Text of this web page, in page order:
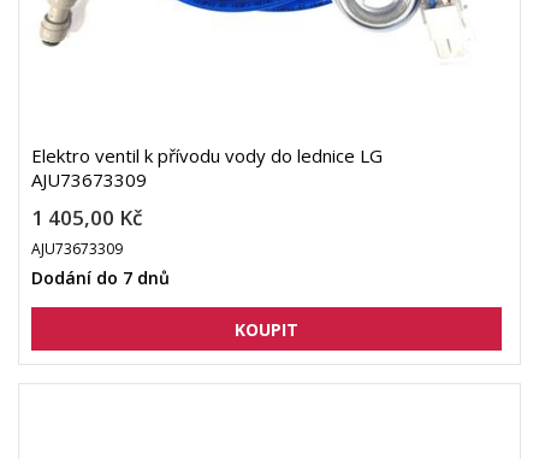
Elektro ventil k přívodu vody do lednice LG
AJU73673309
1 405,00 Kč
AJU73673309
Dodání do 7 dnů